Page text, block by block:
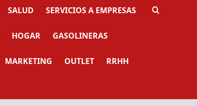
SALUD SERVICIOS A EMPRESAS
HOGAR GASOLINERAS
MARKETING OUTLET RRHH